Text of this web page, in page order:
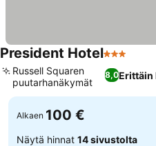
President Hotel3
8,0Erittäin
Russell Squaren
puutarhanäkymät
Alkaen 100 €
Näytä hinnat 14 sivustolta